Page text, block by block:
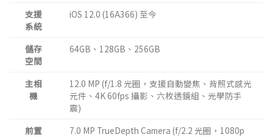
支援
系統
iOS 12.0 (16A366) 至今
儲存
空間
64GB、128GB、256GB
主相
機
12.0 MP (f/1.8 光圈，支援自動變焦、背照式感光
元件、4K 60fps 攝影、六枚透鏡組、光學防手
震)
前置
7.0 MP TrueDepth Camera (f/2.2 光圈，1080p